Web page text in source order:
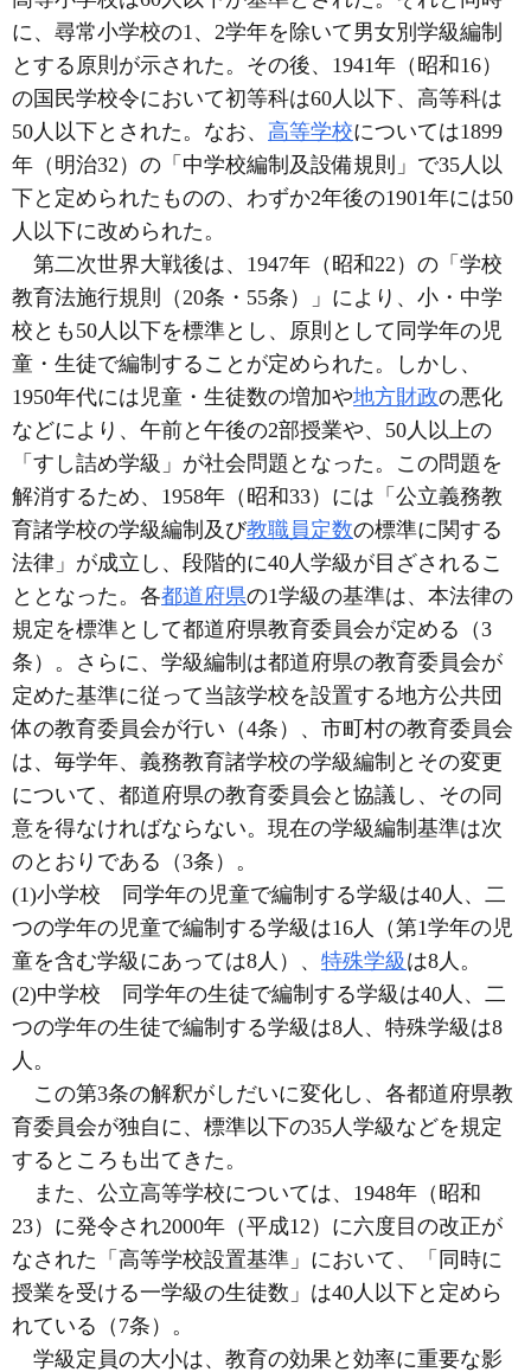
に、尋常小学校の1、2学年を除いて男女別学級編制
とする原則が示された。その後、1941年（昭和16）
の国民学校令において初等科は60人以下、高等科は
50人以下とされた。なお、 高等学校については1899
年（明治32）の「中学校編制及設備規則」で35人以
下と定められたものの、わずか2年後の1901年には50
人以下に改められた。
第二次世界大戦後は、1947年（昭和22）の「学校
教育法施行規則（20条・55条）」により、小・中学
校とも50人以下を標準とし、原則として同学年の児
童・生徒で編制することが定められた。しかし、
1950年代には児童・生徒数の増加や地方財政の悪化
などにより、午前と午後の2部授業や、50人以上の
「すし詰め学級」が社会問題となった。この問題を
解消するため、1958年（昭和33）には「公立義務教
育諸学校の学級編制及び教職員定数の標準に関する
法律」が成立し、段階的に40人学級が目ざされるこ
ととなった。各都道府県の1学級の基準は、本法律の
規定を標準として都道府県教育委員会が定める（3
条）。さらに、学級編制は都道府県の教育委員会が
定めた基準に従って当該学校を設置する地方公共団
体の教育委員会が行い（4条）、市町村の教育委員会
は、毎学年、義務教育諸学校の学級編制とその変更
について、都道府県の教育委員会と協議し、その同
意を得なければならない。現在の学級編制基準は次
のとおりである（3条）。
(1)小学校 同学年の児童で編制する学級は40人、二
つの学年の児童で編制する学級は16人（第1学年の児
童を含む学級にあっては8人）、 特殊学級は8人。
(2)中学校 同学年の生徒で編制する学級は40人、二
つの学年の生徒で編制する学級は8人、特殊学級は8
人。
この第3条の解釈がしだいに変化し、各都道府県教
育委員会が独自に、標準以下の35人学級などを規定
するところも出てきた。
また、公立高等学校については、1948年（昭和
23）に発令され2000年（平成12）に六度目の改正が
なされた「高等学校設置基準」において、「同時に
授業を受ける一学級の生徒数」は40人以下と定めら
れている（7条）。
学級定員の大小は、教育の効果と効率に重要な影